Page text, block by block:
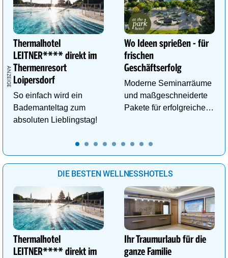
Thermalhotel
LEITNER**** direkt im
Thermenresort
Loipersdorf
So einfach wird ein
Bademanteltag zum
absoluten Lieblingstag!
Wo Ideen sprießen - für
frischen
Geschäftserfolg
Moderne Seminarräume
und maßgeschneiderte
Pakete für erfolgreiche
DIE BESTEN WELLNESSHOTELS
Thermalhotel
LEITNER**** direkt im
Ihr Traumurlaub für die
ganze Familie